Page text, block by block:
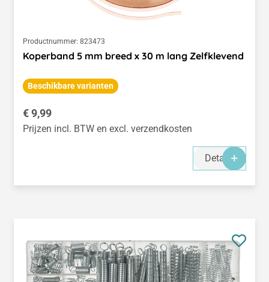
Productnummer: 823473
Koperband 5 mm breed x 30 m lang Zelfklevend
Beschikbare varianten
Normale prijs:
€ 9,99
Prijzen incl. BTW en excl. verzendkosten
Details